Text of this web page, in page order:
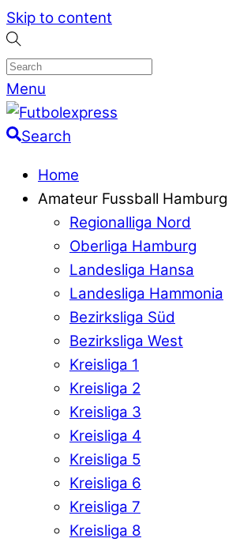
Skip to content
Menu
Search
Home
Amateur Fussball Hamburg
Regionalliga Nord
Oberliga Hamburg
Landesliga Hansa
Landesliga Hammonia
Bezirksliga Süd
Bezirksliga West
Kreisliga 1
Kreisliga 2
Kreisliga 3
Kreisliga 4
Kreisliga 5
Kreisliga 6
Kreisliga 7
Kreisliga 8